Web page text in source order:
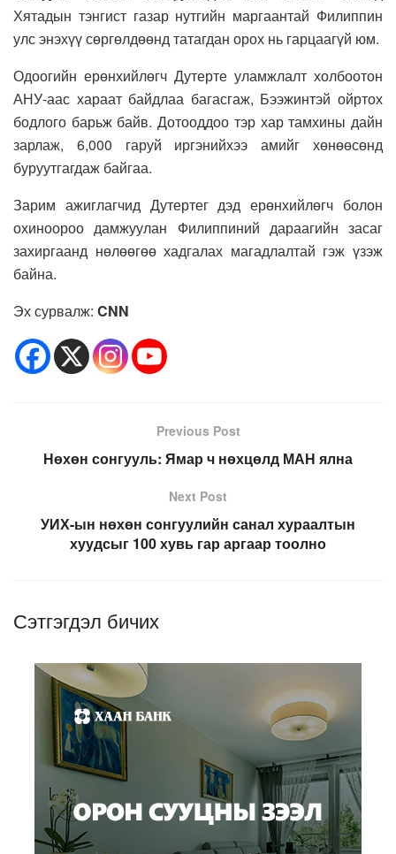
Хятадын тэнгист газар нутгийн маргаантай Филиппин
улс энэхүү сөргөлдөөнд татагдан орох нь гарцаагүй юм.
Одоогийн ерөнхийлөгч Дутерте уламжлалт холбоотон
АНУ-аас хараат байдлаа багасгаж, Бээжинтэй ойртох
бодлого барьж байв. Дотооддоо тэр хар тамхины дайн
зарлаж, 6,000 гаруй иргэнийхээ амийг хөнөөсөнд
буруутгагдаж байгаа.
Зарим ажиглагчид Дутертег дэд ерөнхийлөгч болон
охиноороо дамжуулан Филиппиний дараагийн засаг
захиргаанд нөлөөгөө хадгалах магадлалтай гэж үзэж
байна.
Эх сурвалж: CNN
Previous Post
Нөхөн сонгууль: Ямар ч нөхцөлд МАН ялна
Next Post
УИХ-ын нөхөн сонгуулийн санал хураалтын
хуудсыг 100 хувь гар аргаар тоолно
Сэтгэгдэл бичих